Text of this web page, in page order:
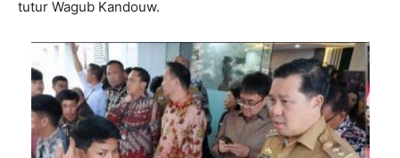
tutur Wagub Kandouw.